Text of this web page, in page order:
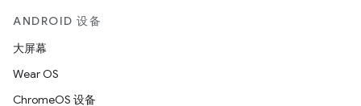
ANDROID 设备
大屏幕
Wear OS
ChromeOS 设备